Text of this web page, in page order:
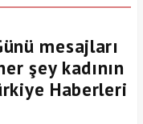
mesajları
şey kadının
Haberleri